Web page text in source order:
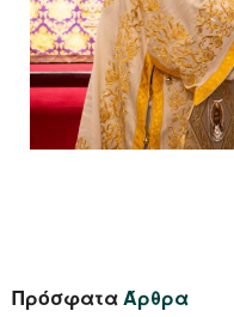
ΠρόσφαταΆρθρα